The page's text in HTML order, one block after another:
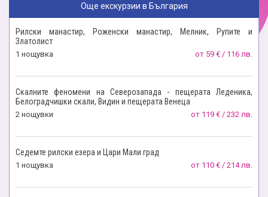
Още екскурзии в България
Рилски манастир, Роженски манастир, Мелник, Рупите и
Златолист
1 нощувкa от 59 € / 116 лв.
Скалните феномени на Северозапада - пещерата Леденика,
Белоградчишки скали, Видин и пещерата Венеца
2 нощувки от 119 € / 232 лв.
Седемте рилски езера и Цари Мали град
1 нощувкa от 110 € / 214 лв.